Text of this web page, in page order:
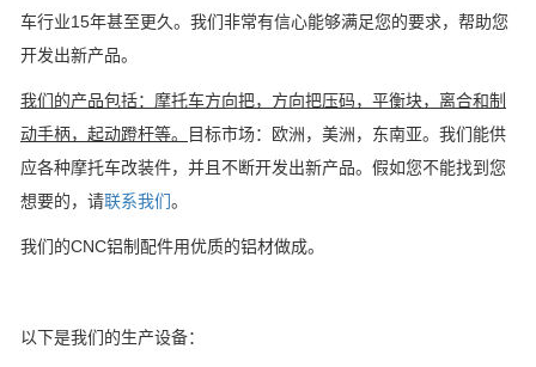
车行业15年甚至更久。我们非常有信心能够满足您的要求，帮助您
开发出新产品。
我们的产品包括：摩托车方向把，方向把压码，平衡块，离合和制
动手柄，起动蹬杆等。
目标市场：欧洲，美洲，东南亚。我们能供
应各种摩托车改装件，并且不断开发出新产品。假如您不能找到您
想要的，请联系我们。
我们的CNC铝制配件用优质的铝材做成。
以下是我们的生产设备：